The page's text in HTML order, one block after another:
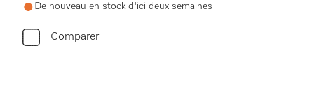
De nouveau en stock d'ici deux semaines
Comparer